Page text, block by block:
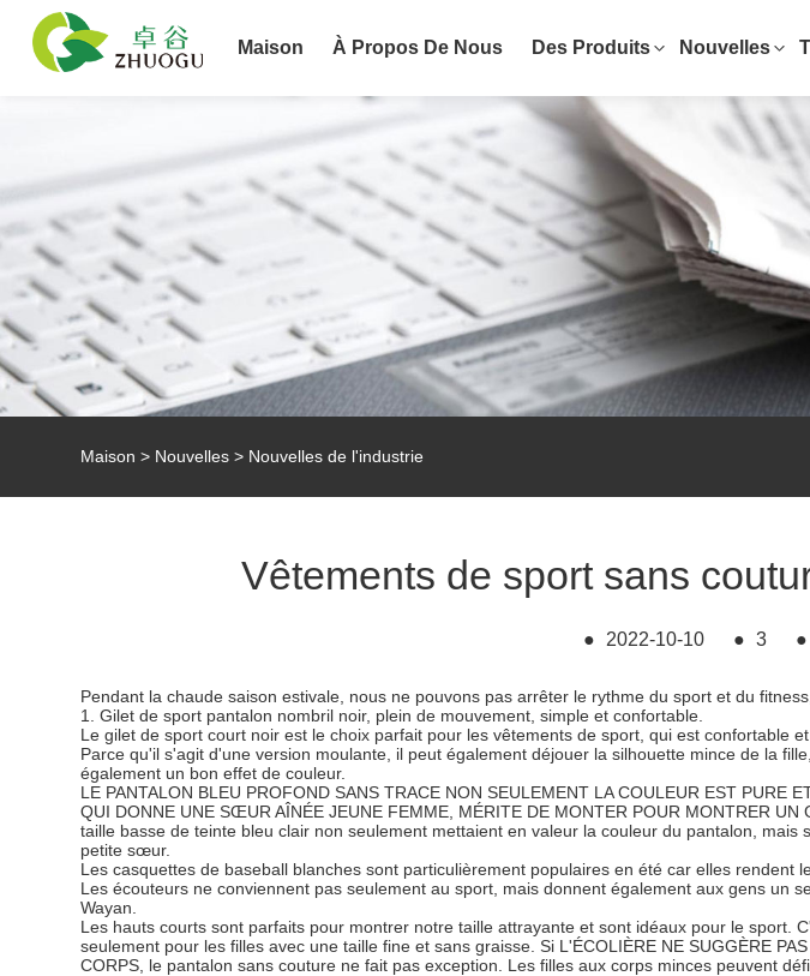
Maison À Propos De Nous Des Produits Nouvelles
Maison > Nouvelles > Nouvelles de l'industrie
Vêtements de sport sans
● 2022-10-10 ● 3 ●
Pendant la chaude saison estivale, nous ne pouvons pas arrêter le rythme du sport et du
1. Gilet de sport pantalon nombril noir, plein de mouvement, simple et confortable.
Le gilet de sport court noir est le choix parfait pour les vêtements de sport, qui est confortable
Parce qu'il s'agit d'une version moulante, il peut également déjouer la silhouette mince de la
également un bon effet de couleur.
LE PANTALON BLEU PROFOND SANS TRACE NON SEULEMENT LA COULEUR EST PURE
QUI DONNE UNE SŒUR AÎNÉE JEUNE FEMME, MÉRITE DE MONTER POUR MONTRER
taille basse de teinte bleu clair non seulement mettaient en valeur la couleur du pantalon,
petite sœur.
Les casquettes de baseball blanches sont particulièrement populaires en été car elles
Les écouteurs ne conviennent pas seulement au sport, mais donnent également aux gens un
Wayan.
Les hauts courts sont parfaits pour montrer notre taille attrayante et sont idéaux pour le
seulement pour les filles avec une taille fine et sans graisse. Si L'ÉCOLIÈRE NE SUGGÈRE
CORPS, le pantalon sans couture ne fait pas exception. Les filles aux corps minces peuvent